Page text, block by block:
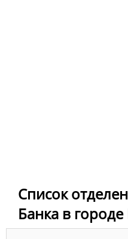
Список
Банка в